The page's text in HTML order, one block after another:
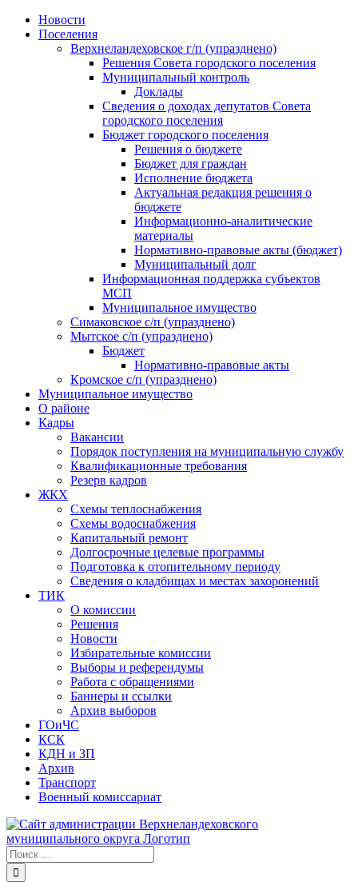
Skip
Новости
Поселения
Верхнеландеховское г/п (упразднено)
Решения Совета городского поселения
Муниципальный контроль
Доклады
Сведения о доходах депутатов Совета
городского поселения
Бюджет городского поселения
Решения о бюджете
Бюджет для граждан
Исполнение бюджета
Актуальная редакция решения о
бюджете
Информационно-аналитические
материалы
Нормативно-правовые акты (бюджет)
Муниципальный долг
Информационная поддержка субъектов
МСП
Муниципальное имущество
Симаковское с/п (упразднено)
Мытское с/п (упразднено)
Бюджет
Нормативно-правовые акты
Кромское с/п (упразднено)
Муниципальное имущество
О районе
Кадры
Вакансии
Порядок поступления на муниципальную службу
Квалификационные требования
Резерв кадров
ЖКХ
Схемы теплоснабжения
Схемы водоснабжения
Капитальный ремонт
Долгосрочные целевые программы
Подготовка к отопительному периоду
Сведения о кладбищах и местах захоронений
ТИК
О комиссии
Решения
Новости
Избирательные комиссии
Выборы и референдумы
Работа с обращениями
Баннеры и ссылки
Архив выборов
ГОиЧС
КСК
КДН и ЗП
Архив
Транспорт
Военный комиссариат
Результат
поиска: